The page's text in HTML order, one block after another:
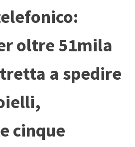
oltre 51mila
a spedire
cinque